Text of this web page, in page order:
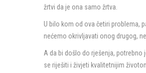
žrtvi da je ona samo žrtva.
U bilo kom od ova četiri problema,
nećemo okrivljavati onog drugog,
A da bi došlo do rješenja, potrebno
se riješiti i živjeti kvalitetnijim